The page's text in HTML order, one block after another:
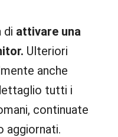
di attivare una
Ulteriori
anche
tutti i
continuate
aggiornati.